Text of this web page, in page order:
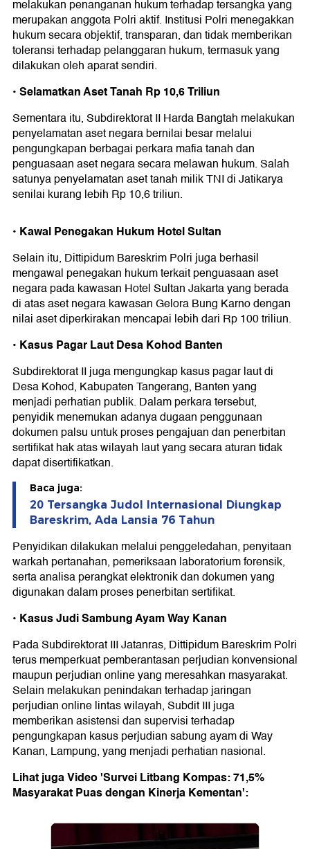
melakukan penanganan hukum terhadap tersangka yang
merupakan anggota Polri aktif. Institusi Polri menegakkan
hukum secara objektif, transparan, dan tidak memberikan
toleransi terhadap pelanggaran hukum, termasuk yang
dilakukan oleh aparat sendiri.
•⁠ ⁠Selamatkan Aset Tanah Rp 10,6 Triliun
Sementara itu, Subdirektorat II Harda Bangtah melakukan
penyelamatan aset negara bernilai besar melalui
pengungkapan berbagai perkara mafia tanah dan
penguasaan aset negara secara melawan hukum. Salah
satunya penyelamatan aset tanah milik TNI di Jatikarya
senilai kurang lebih Rp 10,6 triliun.
•⁠ ⁠Kawal Penegakan Hukum Hotel Sultan
Selain itu, Dittipidum Bareskrim Polri juga berhasil
mengawal penegakan hukum terkait penguasaan aset
negara pada kawasan Hotel Sultan Jakarta yang berada
di atas aset negara kawasan Gelora Bung Karno dengan
nilai aset diperkirakan mencapai lebih dari Rp 100 triliun.
•⁠ ⁠Kasus Pagar Laut Desa Kohod Banten
Subdirektorat II juga mengungkap kasus pagar laut di
Desa Kohod, Kabupaten Tangerang, Banten yang
menjadi perhatian publik. Dalam perkara tersebut,
penyidik menemukan adanya dugaan penggunaan
dokumen palsu untuk proses pengajuan dan penerbitan
sertifikat hak atas wilayah laut yang secara aturan tidak
dapat disertifikatkan.
Baca juga:
20 Tersangka Judol Internasional Diungkap
Bareskrim, Ada Lansia 76 Tahun
Penyidikan dilakukan melalui penggeledahan, penyitaan
warkah pertanahan, pemeriksaan laboratorium forensik,
serta analisa perangkat elektronik dan dokumen yang
digunakan dalam proses penerbitan sertifikat.
•⁠ ⁠Kasus Judi Sambung Ayam Way Kanan
Pada Subdirektorat III Jatanras, Dittipidum Bareskrim Polri
terus memperkuat pemberantasan perjudian konvensional
maupun perjudian online yang meresahkan masyarakat.
Selain melakukan penindakan terhadap jaringan
perjudian online lintas wilayah, Subdit III juga
memberikan asistensi dan supervisi terhadap
pengungkapan kasus perjudian sabung ayam di Way
Kanan, Lampung, yang menjadi perhatian nasional.
Lihat juga Video 'Survei Litbang Kompas: 71,5%
Masyarakat Puas dengan Kinerja Kementan':